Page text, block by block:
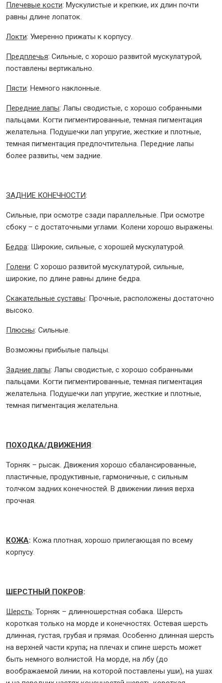
Плечевые кости: Мускулистые и крепкие, их длин почти
равны длине лопаток.
Локти: Умеренно прижаты к корпусу.
Предплечья: Сильные, с хорошо развитой мускулатурой,
поставлены вертикально.
Пясти: Немного наклонные.
Передние лапы: Лапы сводистые, с хорошо собранными
пальцами. Когти пигментированные, темная пигментация
желательна. Подушечки лап упругие, жесткие и плотные,
темная пигментация предпочтительна. Передние лапы
более развиты, чем задние.
ЗАДНИЕ КОНЕЧНОСТИ:
Сильные, при осмотре сзади параллельные. При осмотре
сбоку – с достаточными углами. Колени хорошо выражены.
Бедра: Широкие, сильные, с хорошей мускулатурой.
Голени: С хорошо развитой мускулатурой, сильные,
широкие, по длине равны длине бедра.
Скакательные суставы: Прочные, расположены достаточно
высоко.
Плюсны: Сильные.
Возможны прибылые пальцы.
Задние лапы: Лапы сводистые, с хорошо собранными
пальцами. Когти пигментированные, темная пигментация
желательна. Подушечки лап упругие, жесткие и плотные,
темная пигментация желательна.
ПОХОДКА/ДВИЖЕНИЯ:
Торняк – рысак. Движения хорошо сбалансированные,
пластичные, продуктивные, гармоничные, с сильным
толчком задних конечностей. В движении линия верха
прочная.
КОЖА: Кожа плотная, хорошо прилегающая по всему
корпусу.
ШЕРСТНЫЙ ПОКРОВ:
Шерсть: Торняк – длинношерстная собака. Шерсть
короткая только на морде и конечностях. Остевая шерсть
длинная, густая, грубая и прямая. Особенно длинная шерсть
на верхней части крупа; на плечах и спине шерсть может
быть немного волнистой. На морде, на лбу (до
воображаемой линии, на которой поставлены уши), на ушах